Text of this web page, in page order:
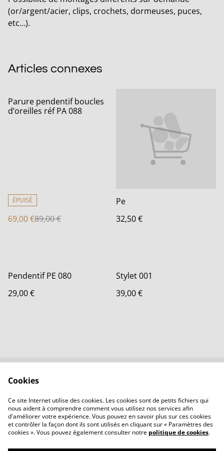
(or/argent/acier, clips, crochets, dormeuses, puces,
etc…).
Articles connexes
%
Parure pendentif boucles
d’oreilles réf PA 088
ÉPUISÉ
69,00 €89,00 €
Pe
32,50 €
Pendentif PE 080
29,00 €
Stylet 001
39,00 €
Politique de
confidentialité
Politique de cookies
Cookies
Ce site Internet utilise des cookies. Les cookies sont de petits fichiers qui
nous aident à comprendre comment vous utilisez nos services afin
d'améliorer votre expérience. Vous pouvez en savoir plus sur ces cookies
et contrôler la façon dont ils sont utilisés en cliquant sur « Paramètres des
cookies ». Vous pouvez également consulter notre politique de cookies.